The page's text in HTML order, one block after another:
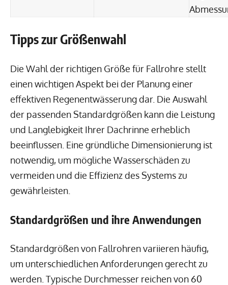
Tipps zur Größenwahl
Die Wahl der richtigen Größe für Fallrohre stellt
einen wichtigen Aspekt bei der Planung einer
effektiven Regenentwässerung dar. Die Auswahl
der passenden Standardgrößen kann die Leistung
und Langlebigkeit Ihrer Dachrinne erheblich
beeinflussen. Eine gründliche Dimensionierung ist
notwendig, um mögliche Wasserschäden zu
vermeiden und die Effizienz des Systems zu
gewährleisten.
Standardgrößen und ihre Anwendungen
Standardgrößen von Fallrohren variieren häufig,
um unterschiedlichen Anforderungen gerecht zu
werden. Typische Durchmesser reichen von 60